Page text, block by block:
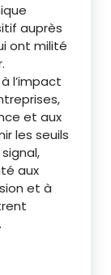
auprès
ont milité
l’impact
et aux
les seuils
aux
et à